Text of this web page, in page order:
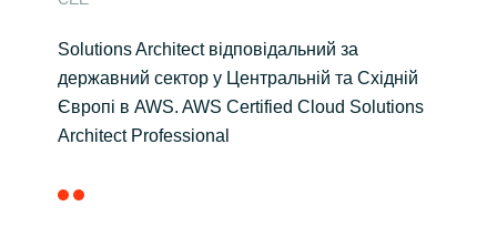
Solutions Architect відповідальний за
державний сектор у Центральній та Східній
Європі в AWS. AWS Certified Cloud Solutions
Architect Professional